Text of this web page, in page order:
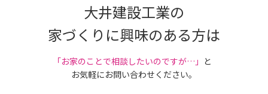
大井建設工業の
家づくりに興味のある方は
｢お家のことで相談したいのですが…」 と
お気軽にお問い合わせください。